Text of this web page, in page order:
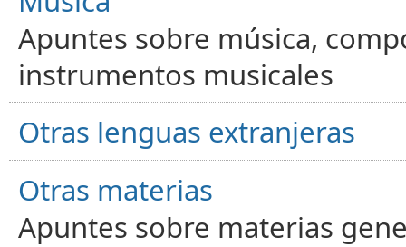
Apuntes sobre música,
instrumentos musicales
Otras lenguas extranjeras
Otras materias
Apuntes sobre materias